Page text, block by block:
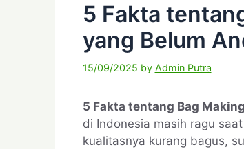
5 Fakta
yang Belum
15/09/2025 by Admin Putra
5 Fakta tentang Bag
di Indonesia masih ragu
kualitasnya kurang bagus,
s